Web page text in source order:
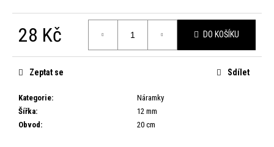
28 Kč DO KOŠÍKU
Kategorie:
Náramky
Šířka:
12 mm
Obvod: 20 cm
Zeptat se Sdílet
u
u
m